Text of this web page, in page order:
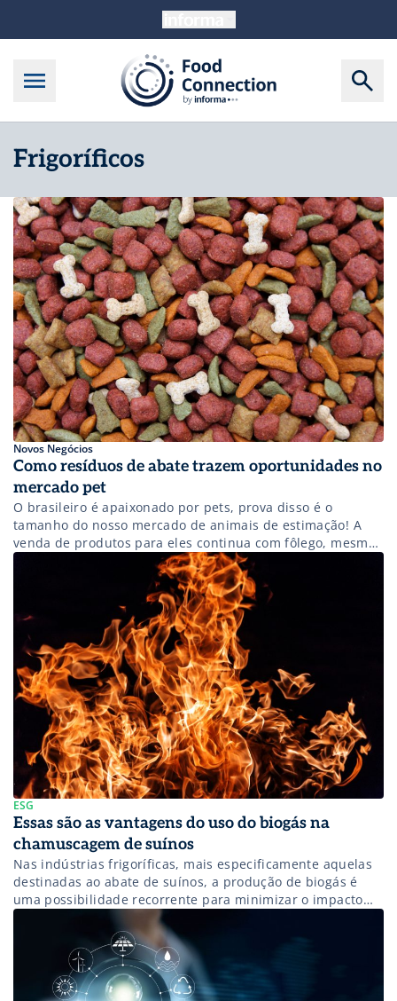
Frigoríficos
Novos Negócios
Como resíduos de abate trazem oportunidades no
mercado pet
O brasileiro é apaixonado por pets, prova disso é o
tamanho do nosso mercado de animais de estimação! A
venda de produtos para eles continua com fôlego, mesmo
diante da crise financeira que insiste em assolar o país
nos últimos anos. Todo esse sucesso do mercado pet
estimula diversos tipos de indústrias. Dentre eles, o setor
[…]
ESG
Essas são as vantagens do uso do biogás na
chamuscagem de suínos
Nas indústrias frigoríficas, mais especificamente aquelas
destinadas ao abate de suínos, a produção de biogás é
uma possibilidade recorrente para minimizar o impacto
ambiental gerado. Além disso, a adoção do biogás pode
tornar o processo de chamuscagem de suínos mais
sustentável e eficaz. Na indústria frigorífica de suínos,
essa busca pela sustentabilidade passa, necessariamente,
pelo […]